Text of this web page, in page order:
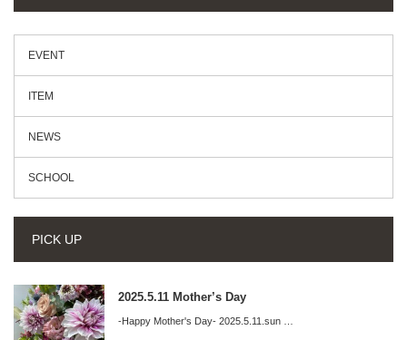
EVENT
ITEM
NEWS
SCHOOL
PICK UP
2025.5.11 Mother’s Day
-Happy Mother's Day- 2025.5.11.sun …